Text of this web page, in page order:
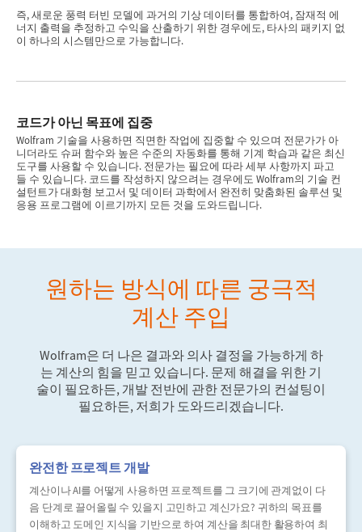
즉, 새로운 풍력 터빈 모델에 과거의 기상 데이터를 통합하여, 잠재적 에
너지 출력을 추정하고 수익을 산출하기 위한 경우에도, 타사의 패키지 없
이 하나의 시스템만으로 가능합니다.
코드가 아닌 목표에 집중
Wolfram 기술을 사용하면 직면한 작업에 집중할 수 있으며 전문가가 아
니더라도 슈퍼 함수와 높은 수준의 자동화를 통해 기계 학습과 같은 최신
도구를 사용할 수 있습니다. 전문가는 필요에 따라 세부 사항까지 파고
들 수 있습니다. 코드를 작성하지 않으려는 경우에도 Wolfram의 기술 컨
설턴트가 대화형 보고서 및 데이터 과학에서 완전히 맞춤화된 솔루션 및
응용 프로그램에 이르기까지 모든 것을 도와드립니다.
원하는 방식에 따른 궁극적
계산 주입
Wolfram은 더 나은 결과와 의사 결정을 가능하게 하
는 계산의 힘을 믿고 있습니다. 문제 해결을 위한 기
술이 필요하든, 개발 전반에 관한 전문가의 컨설팅이
필요하든, 저희가 도와드리겠습니다.
완전한 프로젝트 개발
계산이나 AI를 어떻게 사용하면 프로젝트를 그 크기에 관계없이 다
음 단계로 끌어올릴 수 있을지 고민하고 계신가요? 귀하의 목표를
이해하고 도메인 지식을 기반으로 하여 계산을 최대한 활용하여 최